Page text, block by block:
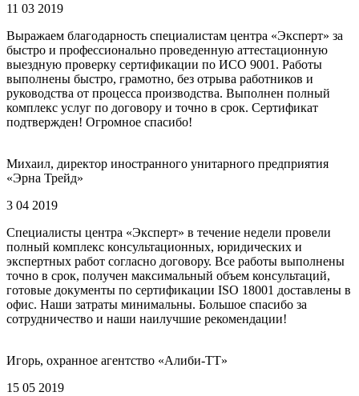
11 03 2019
Выражаем благодарность специалистам центра «Эксперт» за
быстро и профессионально проведенную аттестационную
выездную проверку сертификации по ИСО 9001. Работы
выполнены быстро, грамотно, без отрыва работников и
руководства от процесса производства. Выполнен полный
комплекс услуг по договору и точно в срок. Сертификат
подтвержден! Огромное спасибо!
Михаил, директор иностранного унитарного предприятия
«Эрна Трейд»
3 04 2019
Специалисты центра «Эксперт» в течение недели провели
полный комплекс консультационных, юридических и
экспертных работ согласно договору. Все работы выполнены
точно в срок, получен максимальный объем консультаций,
готовые документы по сертификации ISO 18001 доставлены в
офис. Наши затраты минимальны. Большое спасибо за
сотрудничество и наши наилучшие рекомендации!
Игорь, охранное агентство «Алиби-ТТ»
15 05 2019